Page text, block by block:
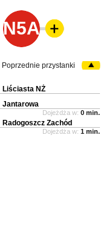
N5A
Poprzednie przystanki
Liściasta NŻ
Jantarowa
Dojeżdża w: 0 min.
Radogoszcz Zachód
Dojeżdża w: 1 min.